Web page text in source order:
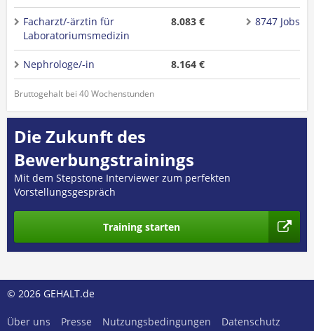
Facharzt/-ärztin für
Laboratoriumsmedizin
8.083 € 8747 Jobs
Nephrologe/-in 8.164 €
Bruttogehalt bei 40 Wochenstunden
Die Zukunft des
Bewerbungstrainings
Mit dem Stepstone Interviewer zum perfekten
Vorstellungsgespräch
Training starten
© 2026 GEHALT.de
Über uns Presse Nutzungsbedingungen Datenschutz